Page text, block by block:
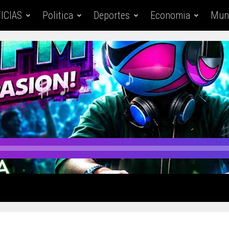
Politica Deportes Economia